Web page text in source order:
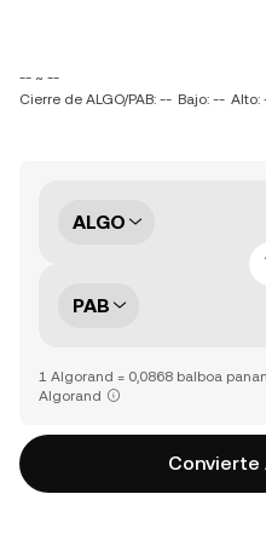
-- ~ --
Cierre de ALGO/PAB: -- Bajo: -- Alto:
ALGO
PAB
1 Algorand = 0,0868 balboa
Algorand
Convierte